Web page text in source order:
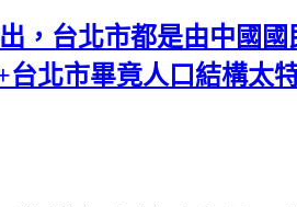
，台北市都是由中國
北市畢竟人口結構太